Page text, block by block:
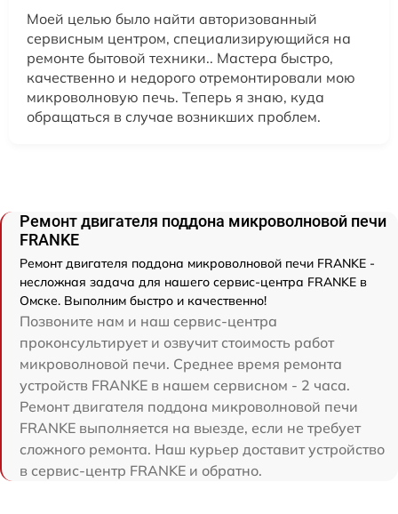
Моей целью было найти авторизованный
сервисным центром, специализирующийся на
ремонте бытовой техники.. Мастера быстро,
качественно и недорого отремонтировали мою
микроволновую печь. Теперь я знаю, куда
обращаться в случае возникших проблем.
Ремонт двигателя поддона микроволновой печи
FRANKE
Ремонт двигателя поддона микроволновой печи FRANKE -
несложная задача для нашего сервис-центра FRANKE в
Омске. Выполним быстро и качественно!
Позвоните нам и наш сервис-центра
проконсультирует и озвучит стоимость работ
микроволновой печи. Среднее время ремонта
устройств FRANKE в нашем сервисном - 2 часа.
Ремонт двигателя поддона микроволновой печи
FRANKE выполняется на выезде, если не требует
сложного ремонта. Наш курьер доставит устройство
в сервис-центр FRANKE и обратно.